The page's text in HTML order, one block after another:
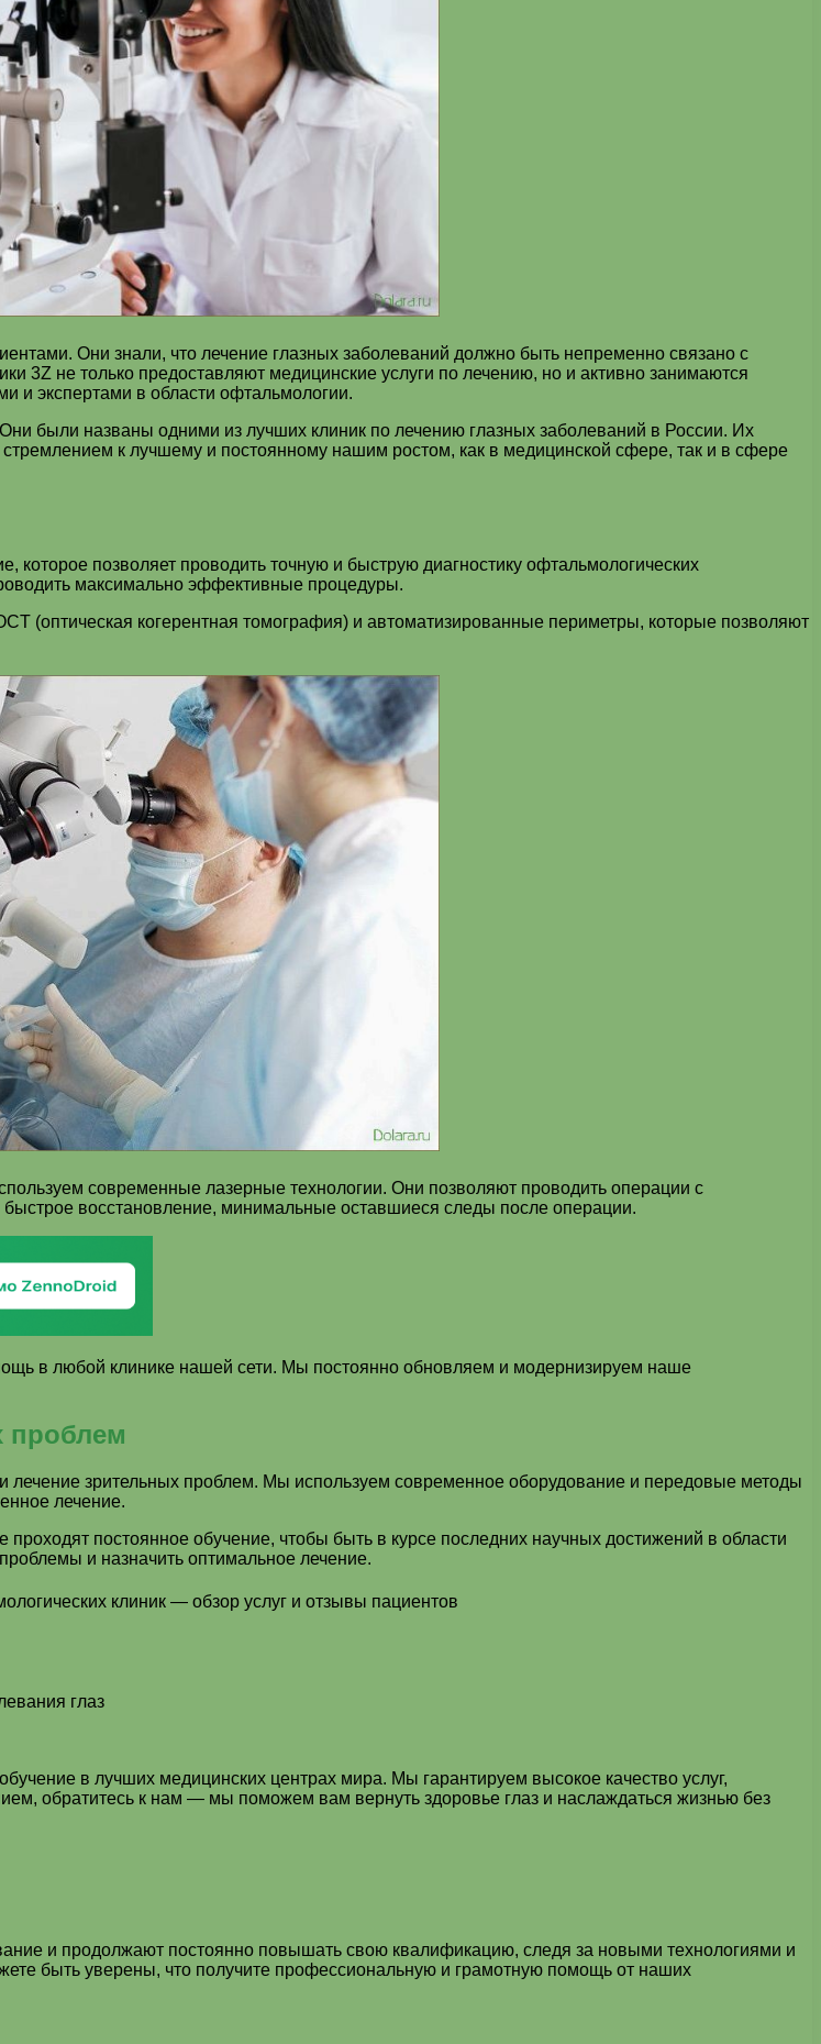
Они знали, что лечение глазных заболеваний должно быть непременно связано с
3Z не только предоставляют медицинские услуги по лечению, но и активно занимаются
и экспертами в области офтальмологии.
были названы одними из лучших клиник по лечению глазных заболеваний в России. Их
к лучшему и постоянному нашим ростом, как в медицинской сфере, так и в сфере
которое позволяет проводить точную и быструю диагностику офтальмологических
максимально эффективные процедуры.
(оптическая когерентная томография) и автоматизированные периметры, которые позволяют
современные лазерные технологии. Они позволяют проводить операции с
восстановление, минимальные оставшиеся следы после операции.
в любой клинике нашей сети. Мы постоянно обновляем и модернизируем наше
проблем
лечение зрительных проблем. Мы используем современное оборудование и передовые методы
лечение.
постоянное обучение, чтобы быть в курсе последних научных достижений в области
и назначить оптимальное лечение.
глаз
в лучших медицинских центрах мира. Мы гарантируем высокое качество услуг,
обратитесь к нам — мы поможем вам вернуть здоровье глаз и наслаждаться жизнью без
и продолжают постоянно повышать свою квалификацию, следя за новыми технологиями и
быть уверены, что получите профессиональную и грамотную помощь от наших